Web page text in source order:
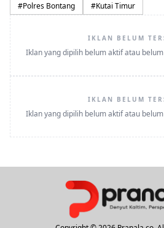
#Polres Bontang #Kutai Timur
IKLAN BELUM
Iklan yang dipilih belum aktif atau
IKLAN BELUM
Iklan yang dipilih belum aktif atau